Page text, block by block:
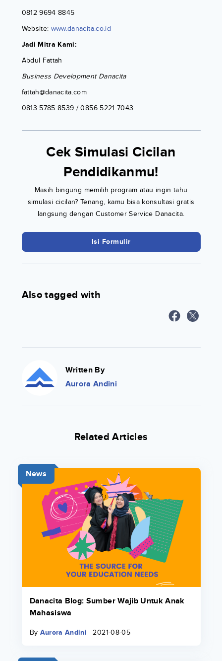
0812 9694 8845
Website: www.danacita.co.id
Jadi Mitra Kami:
Abdul Fattah
Business Development Danacita
fattah@danacita.com
0813 5785 8539 / 0856 5221 7043
Cek Simulasi Cicilan
Pendidikanmu!
Masih bingung memilih program atau ingin tahu
simulasi cicilan? Tenang, kamu bisa konsultasi gratis
langsung dengan Customer Service Danacita.
Isi Formulir
Also tagged with
Written By
Aurora Andini
Related Articles
News
Danacita Blog: Sumber Wajib Untuk Anak
Mahasiswa
By Aurora Andini 2021-08-05